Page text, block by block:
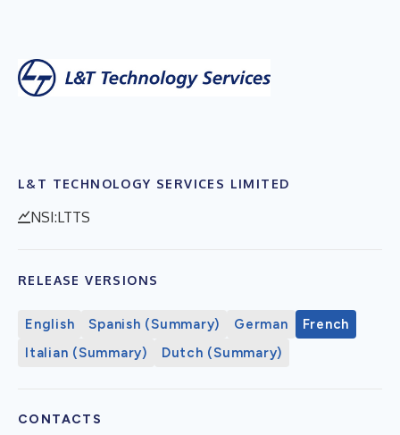
L&T TECHNOLOGY SERVICES LIMITED
NSI:LTTS
RELEASE VERSIONS
English Spanish (Summary) German
French
Italian (Summary)
Dutch (Summary)
CONTACTS